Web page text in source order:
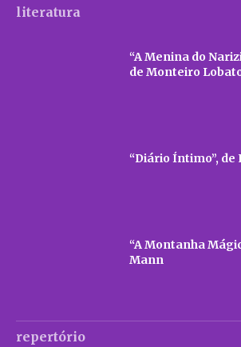
literatura
“A Menina do
de Monteiro
“Diário Íntimo”,
“A Montanha
Mann
repertório